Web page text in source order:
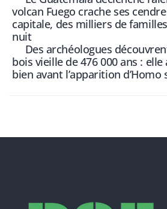
volcan Fuego crache ses
capitale, des milliers de
nuit
Des archéologues
bois vieille de 476 000 ans :
bien avant l’apparition d’Homo